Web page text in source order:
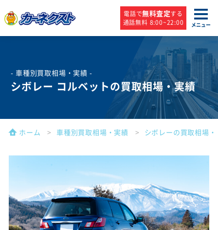
電話で無料査定する
通話無料 8:00~22:00
メニュー
- 車種別買取相場・実績 -
シボレー コルベットの買取相場・実績
ホーム 車種別買取相場・実績 シボレーの買取相場